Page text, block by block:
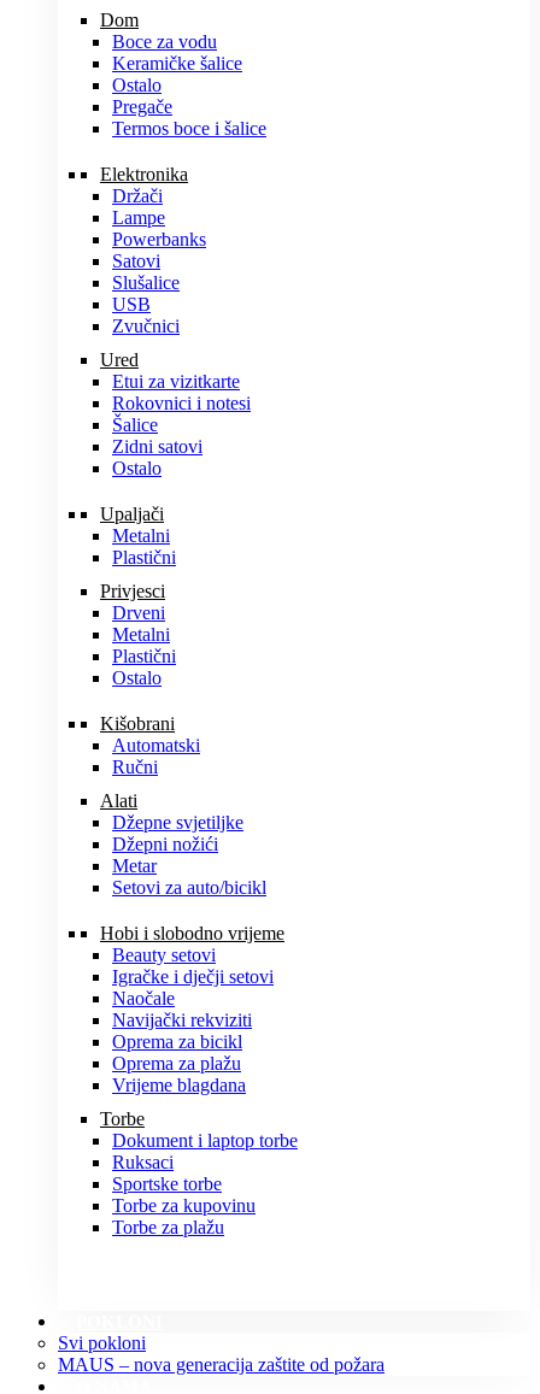
Dom
Boce za vodu
Keramičke šalice
Ostalo
Pregače
Termos boce i šalice
Elektronika
Držači
Lampe
Powerbanks
Satovi
Slušalice
USB
Zvučnici
Ured
Etui za vizitkarte
Rokovnici i notesi
Šalice
Zidni satovi
Ostalo
Upaljači
Metalni
Plastični
Privjesci
Drveni
Metalni
Plastični
Ostalo
Kišobrani
Automatski
Ručni
Alati
Džepne svjetiljke
Džepni nožići
Metar
Setovi za auto/bicikl
Hobi i slobodno vrijeme
Beauty setovi
Igračke i dječji setovi
Naočale
Navijački rekviziti
Oprema za bicikl
Oprema za plažu
Vrijeme blagdana
Torbe
Dokument i laptop torbe
Ruksaci
Sportske torbe
Torbe za kupovinu
Torbe za plažu
Svi pokloni
MAUS – nova generacija zaštite od požara